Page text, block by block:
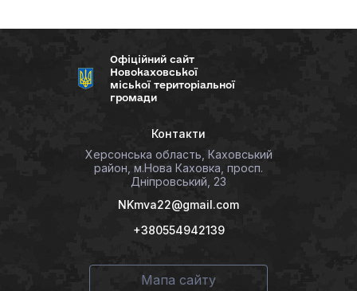
Офіційний сайт
Новокаховської
міської територіальної
громади
Контакти
Херсонська область, Каховський
район, м.Нова Каховка, просп.
Дніпровський, 23
NKmva22@gmail.com
+380554942139
Мапа сайту